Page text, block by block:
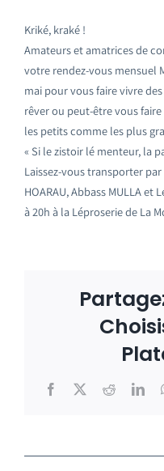
Kriké, kraké !
Amateurs et amatrices de
votre rendez-vous mensuel
mai pour vous faire vivre
rêver ou peut-être vous
les petits comme les plus
« Si le zistoir lé menteur, la
Laissez-vous transporter
HOARAU, Abbass MULLA et
à 20h à la Léproserie de La
Facebook
X Reddit